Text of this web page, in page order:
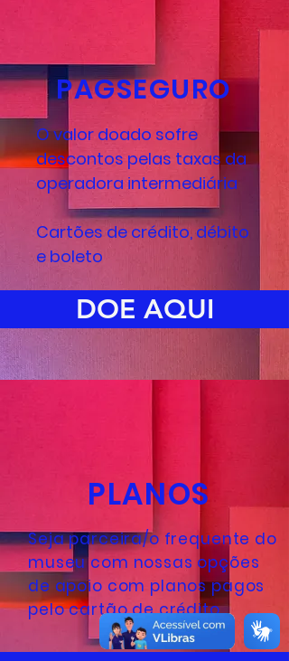
PAGSEGURO
O valor doado sofre
descontos pelas taxas da
operadora intermediária
Cartões de crédito, débito
e boleto
DOE AQUI
PLANOS
Seja parceira/o frequente do
museu com nossas opções
de apoio com planos pagos
pelo cartão de crédito